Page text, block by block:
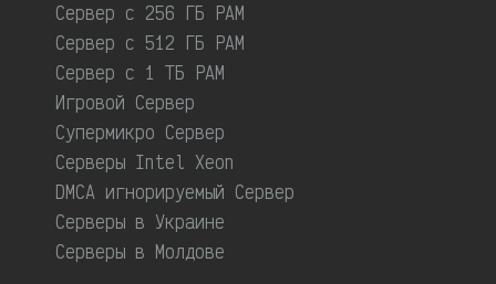
Сервер с 256 ГБ РАМ
Сервер с 512 ГБ РАМ
Сервер с 1 ТБ РАМ
Игровой Сервер
Супермикро Сервер
Серверы Intel Xeon
DMCA игнорируемый Сервер
Серверы в Украине
Серверы в Молдове